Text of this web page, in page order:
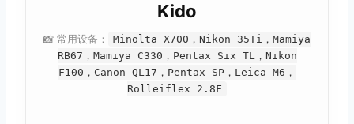
Kido
📸 常用设备：
Minolta X700，Nikon 35Ti，Mamiya
RB67，Mamiya C330，Pentax Six TL，Nikon
F100，Canon QL17，Pentax SP，Leica M6，
Rolleiflex 2.8F